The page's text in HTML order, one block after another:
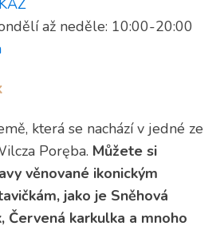
až neděle: 10:00-20:00
která se nachází v jedné ze
Poręba. Můžete si
věnované ikonickým
jako je Sněhová
Červená karkulka a mnoho